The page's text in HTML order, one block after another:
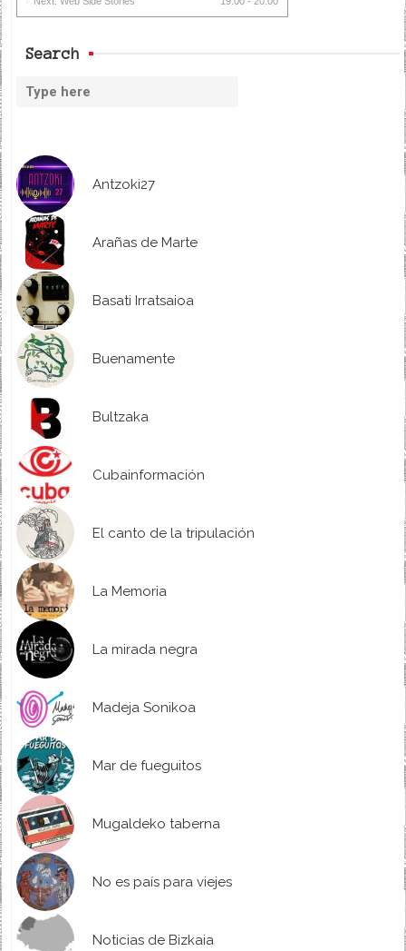
Search
Antzoki27
Arañas de Marte
Basati Irratsaioa
Buenamente
Bultzaka
Cubainformación
El canto de la tripulación
La Memoria
La mirada negra
Madeja Sonikoa
Mar de fueguitos
Mugaldeko taberna
No es país para viejes
Noticias de Bizkaia